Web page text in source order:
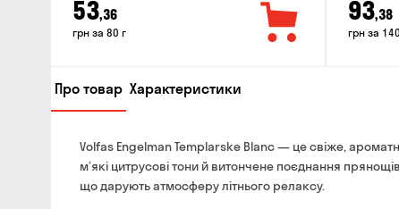
53,36
грн за 80 г
93,38
грн за
Про товар Характеристики
Volfas Engelman Templarske Blanc — це свіже,
м’які цитрусові тони й витончене поєднання
що дарують атмосферу літнього релаксу.